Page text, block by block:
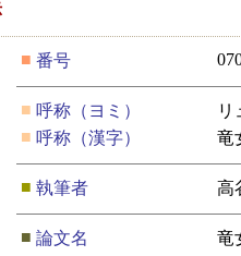
■ 番号
■ 呼称（ヨミ）
リ
■ 呼称（漢字） 竜
■ 執筆者 高
■ 論文名 竜